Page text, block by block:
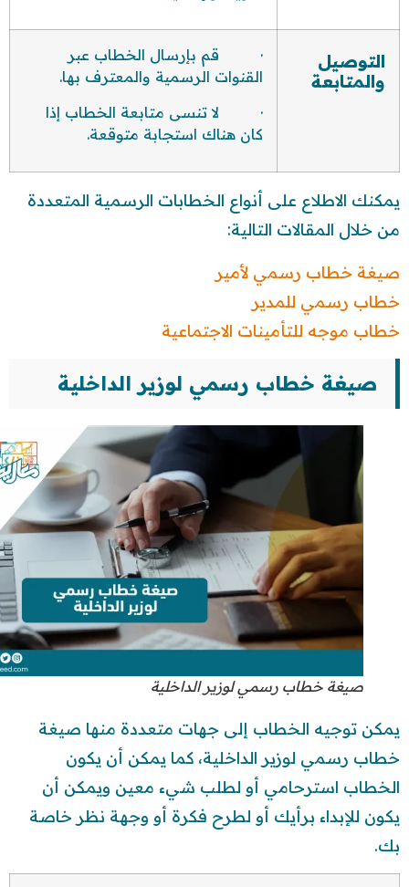
التوصيل
والمتابعة
· قم بإرسال الخطاب عبر
القنوات الرسمية والمعترف بها.
· لا تنسى متابعة الخطاب إذا
كان هناك استجابة متوقعة.
يمكنك الاطلاع على أنواع الخطابات الرسمية المتعددة
من خلال المقالات التالية:
صيغة خطاب رسمي لأمير
خطاب رسمي للمدير
خطاب موجه للتأمينات الاجتماعية
صيغة خطاب رسمي لوزير الداخلية
صيغة خطاب رسمي لوزير الداخلية
يمكن توجيه الخطاب إلى جهات متعددة منها صيغة
خطاب رسمي لوزير الداخلية، كما يمكن أن يكون
الخطاب استرحامي أو لطلب شيء معين ويمكن أن
يكون للإبداء برأيك أو لطرح فكرة أو وجهة نظر خاصة
بك.